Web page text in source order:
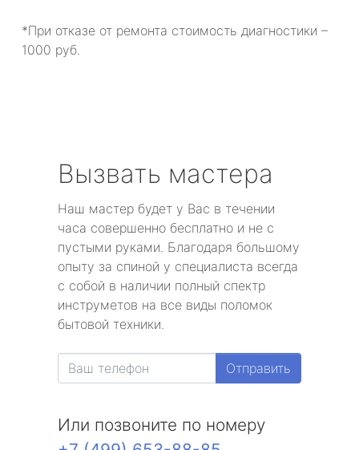
*При отказе от ремонта стоимость диагностики –
1000 руб.
Вызвать мастера
Наш мастер будет у Вас в течении
часа совершенно бесплатно и не с
пустыми руками. Благодаря большому
опыту за спиной у специалиста всегда
с собой в наличии полный спектр
инструметов на все виды поломок
бытовой техники.
Отправить
Или позвоните по номеру